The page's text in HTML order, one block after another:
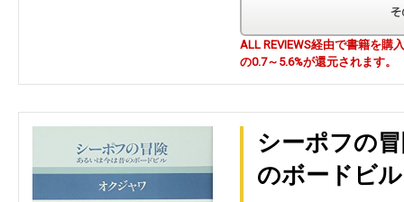
ALL REVIEWS経由で書籍を購
の0.7～5.6%が還元されます。
シーポフの
のボードビル